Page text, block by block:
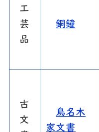
工
芸
品
銅鐘
古
文
鳥名木
家文書